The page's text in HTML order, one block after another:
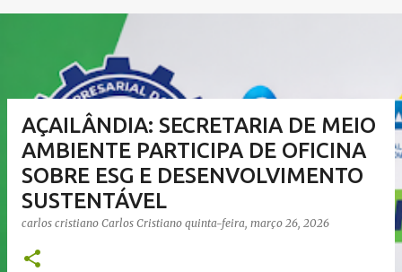
AÇAILÂNDIA: SECRETARIA DE MEIO
AMBIENTE PARTICIPA DE OFICINA
SOBRE ESG E DESENVOLVIMENTO
SUSTENTÁVEL
carlos cristiano Carlos Cristiano quinta-feira, março 26, 2026